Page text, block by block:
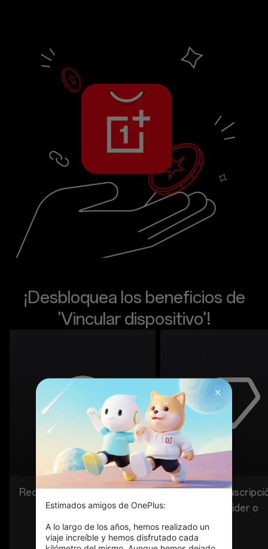
¡Desbloquea los beneficios de
'Vincular dispositivo'!
RedCoins: 200
Actualiza la
Red Cable Insider o
superior
Estimados amigos de OnePlus:
A lo largo de los años, hemos realizado un
viaje increíble y hemos disfrutado cada